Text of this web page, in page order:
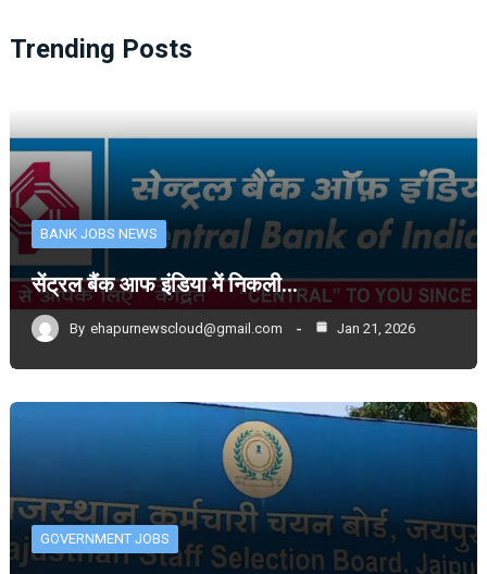
Trending Posts
BANK JOBS NEWS
सेंट्रल बैंक आफ इंडिया में निकली…
By ehapurnewscloud@gmail.com Jan 21, 2026
GOVERNMENT JOBS